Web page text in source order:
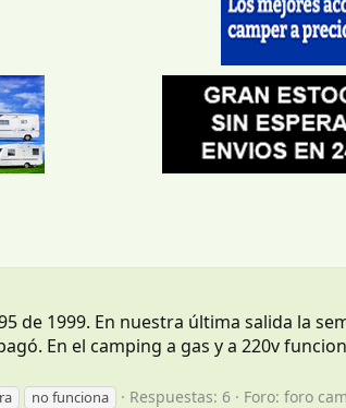
de 1999. En nuestra última salida la
En el camping a gas y a 220v
no funciona Respuestas: 6 Foro: foro